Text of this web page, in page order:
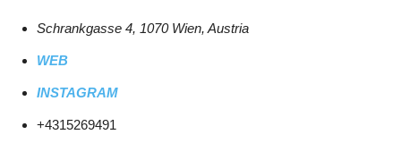
Schrankgasse 4, 1070 Wien, Austria
WEB
INSTAGRAM
+4315269491